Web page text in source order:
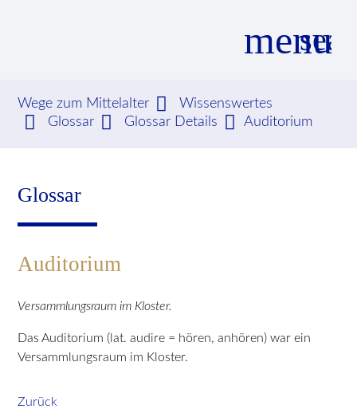
menu
Suchbegriffe SUCHEN
Wege zum Mittelalter
Wissenswertes
Glossar
Glossar Details Auditorium
Glossar
Auditorium
Versammlungsraum im Kloster.
Das Auditorium (lat. audire = hören, anhören) war ein
Versammlungsraum im Kloster.
Zurück